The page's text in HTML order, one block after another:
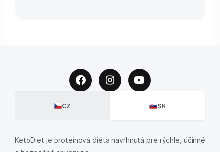
CZ SK
KetoDiet je proteínová diéta navrhnutá pre rýchle, účinné